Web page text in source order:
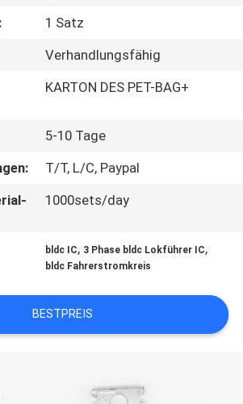
1 Satz
Verhandlungsfähig
KARTON DES PET-BAG+
5-10 Tage
T/T, L/C, Paypal
1000sets/day
bldc IC, 3 Phase bldc Lokführer IC,
bldc Fahrerstromkreis
BESTPREIS